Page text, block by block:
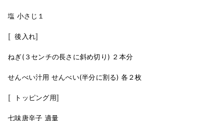
塩 小さじ１
〚後入れ〛
ねぎ(３センチの長さに斜め切り) ２本分
せんべい汁用 せんべい(半分に割る) 各２枚
〚トッピング用〛
七味唐辛子 適量